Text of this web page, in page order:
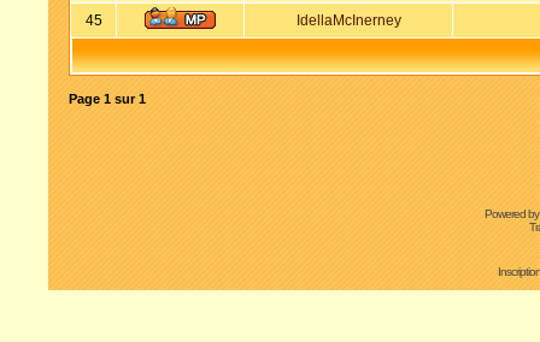
45 IdellaMcInerney
Page 1 sur1
Powered by